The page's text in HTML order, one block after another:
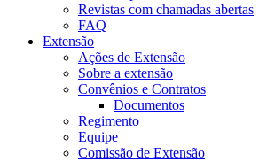
Revistas com chamadas abertas
FAQ
Extensão
Ações de Extensão
Sobre a extensão
Convênios e Contratos
Documentos
Regimento
Equipe
Comissão de Extensão